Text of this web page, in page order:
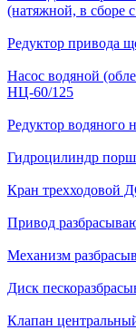
(натяжной, в сборе
Редуктор привода
Насос водяной
НЦ-60/125
Редуктор водяного
Гидроцилиндр
Кран трехходовой
Привод
Механизм
Диск
Клапан